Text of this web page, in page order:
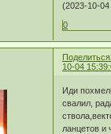
(2023-10-04
0
Поделиться
10-04
Иди
свалил,
ланцетов и